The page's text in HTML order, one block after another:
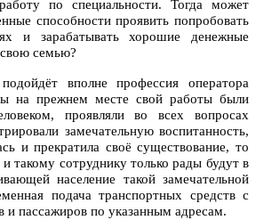
по специальности. Тогда может
способности проявить попробовать
и зарабатывать хорошие денежные
свою семью?
вполне профессия оператора
на прежнем месте свой работы были
проявляли во всех вопросах
замечательную воспитанность,
и прекратила своё существование, то
такому сотруднику только рады будут в
население такой замечательной
подача транспортных средств с
и пассажиров по указанным адресам.